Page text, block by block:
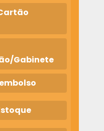
Gabinete